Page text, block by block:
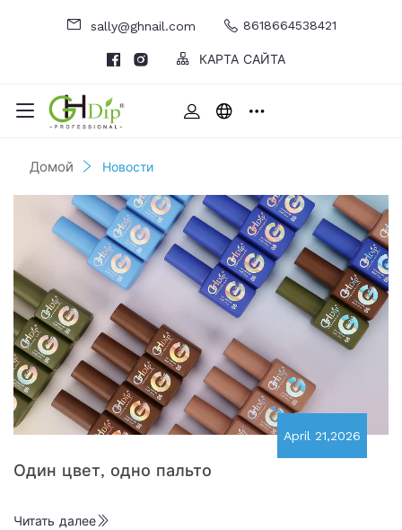
sally@ghnail.com 8618664538421
КАРТА САЙТА
Домой Новости
Один цвет, одно пальто
April 21,2026
Читать далее